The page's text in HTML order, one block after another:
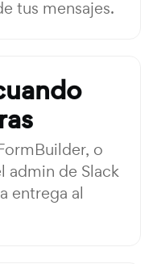
tus mensajes.
o
admin de Slack
entrega al